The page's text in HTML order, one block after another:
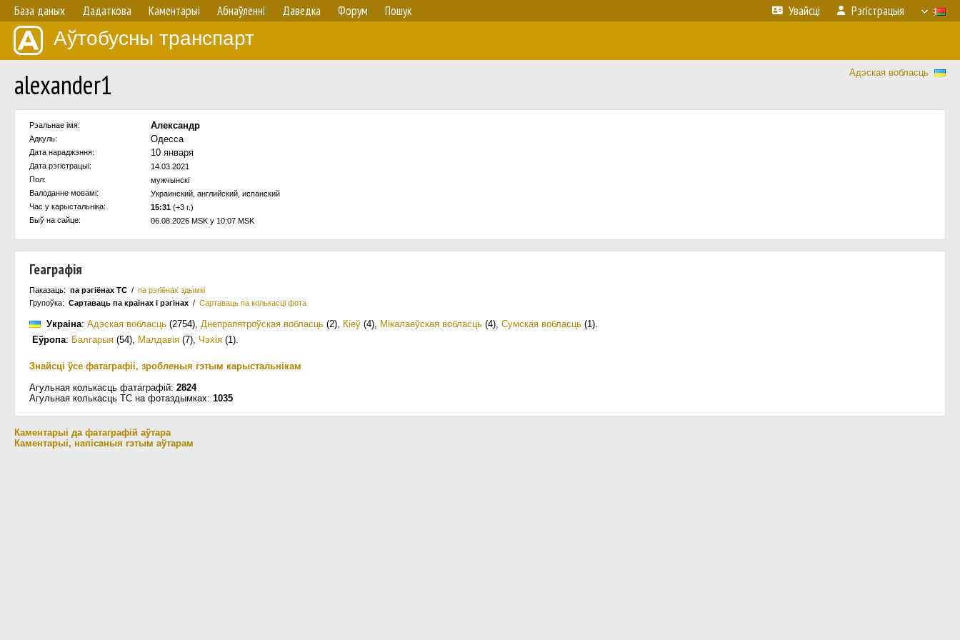
База даных Дадаткова Каментарыі Абнаўленнi Даведка Форум Пошук Увайсці Рэгістрацыя
Аўтобусны транспарт
Адэская вобласць
alexander1
Рэальнае імя: Александр
Адкуль: Одесса
Дата нараджэння: 10 января
Дата рэгістрацыі:
14.03.2021
Пол:
мужчынскi
Валоданне мовамi:
Украинский, английский, испанский
Час у карыстальнiка:
15:31 (+3 г.)
Быў на сайце:
06.08.2026 MSK у 10:07 MSK
Геаграфія
Паказаць: па рэгіёнах ТС / па рэгіёнах здымкі
Групоўка: Сартаваць па краiнах i рэгінах / Сартаваць па колькасцi фота
Украіна: Адэская вобласць (2754), Днепрапятроўская вобласць (2), Кіеў (4), Мікалаеўская вобласць (4), Сумская вобласць (1).
Еўропа: Балгарыя (54), Малдавія (7), Чэхія (1).
Знайсці ўсе фатаграфіі, зробленыя гэтым карыстальнікам
Агульная колькасць фатаграфій: 2824
Агульная колькасць ТС на фотаздымках: 1035
Каментарыі да фатаграфій аўтара
Каментарыі, напісаныя гэтым аўтарам